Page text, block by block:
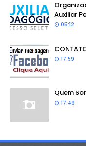
Auxiliar
05:12
17:59
Quem
17:49